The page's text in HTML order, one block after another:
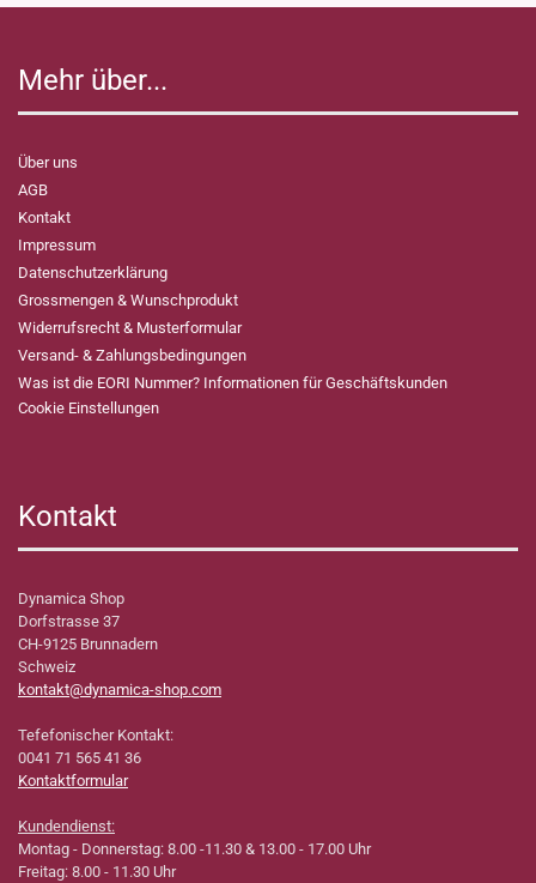
Mehr über...
Über uns
AGB
Kontakt
Impressum
Datenschutzerklärung
Grossmengen & Wunschprodukt
Widerrufsrecht & Musterformular
Versand- & Zahlungsbedingungen
Was ist die EORI Nummer? Informationen für Geschäftskunden
Cookie Einstellungen
Kontakt
Dynamica Shop
Dorfstrasse 37
CH-9125 Brunnadern
Schweiz
kontakt@dynamica-shop.com
Tefefonischer Kontakt:
0041 71 565 41 36
Kontaktformular
Kundendienst:
Montag - Donnerstag: 8.00 -11.30 & 13.00 - 17.00 Uhr
Freitag: 8.00 - 11.30 Uhr